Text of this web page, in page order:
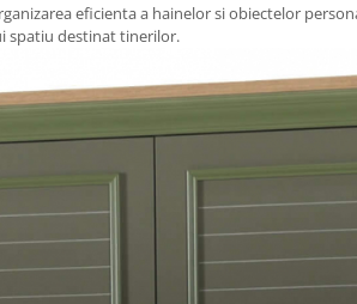
eficienta a hainelor si obiectelor
spatiu destinat tinerilor.